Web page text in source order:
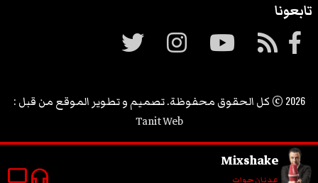
تابعونا
2026 © كل الحقوق محفوظة. تصميم و تطوير الموقع من قبل :
Tanit Web
Mixshake
عدنان حوات headphones
tv